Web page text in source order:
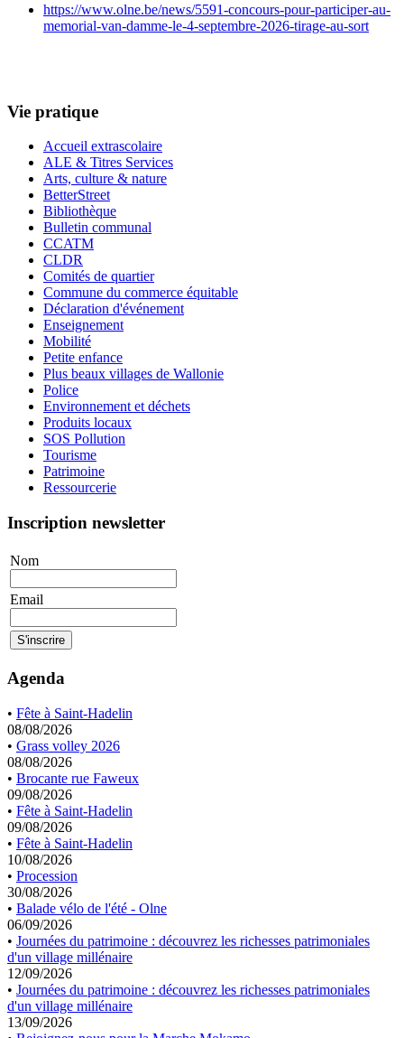
https://www.olne.be/news/5591-concours-pour-participer-au-
memorial-van-damme-le-4-septembre-2026-tirage-au-sort
Vie pratique
Accueil extrascolaire
ALE & Titres Services
Arts, culture & nature
BetterStreet
Bibliothèque
Bulletin communal
CCATM
CLDR
Comités de quartier
Commune du commerce équitable
Déclaration d'événement
Enseignement
Mobilité
Petite enfance
Plus beaux villages de Wallonie
Police
Environnement et déchets
Produits locaux
SOS Pollution
Tourisme
Patrimoine
Ressourcerie
Inscription newsletter
Nom
Email
Agenda
• Fête à Saint-Hadelin
08/08/2026
• Grass volley 2026
08/08/2026
• Brocante rue Faweux
09/08/2026
• Fête à Saint-Hadelin
09/08/2026
• Fête à Saint-Hadelin
10/08/2026
• Procession
30/08/2026
• Balade vélo de l'été - Olne
06/09/2026
• Journées du patrimoine : découvrez les richesses patrimoniales
d'un village millénaire
12/09/2026
• Journées du patrimoine : découvrez les richesses patrimoniales
d'un village millénaire
13/09/2026